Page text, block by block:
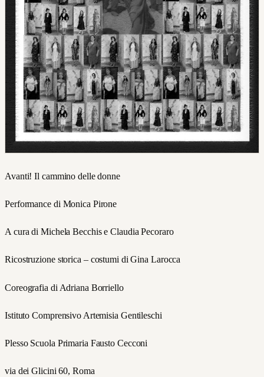
Avanti! Il cammino delle donne
Performance di Monica Pirone
A cura di Michela Becchis e Claudia Pecoraro
Ricostruzione storica – costumi di Gina Larocca
Coreografia di Adriana Borriello
Istituto Comprensivo Artemisia Gentileschi
Plesso Scuola Primaria Fausto Cecconi
via dei Glicini 60, Roma